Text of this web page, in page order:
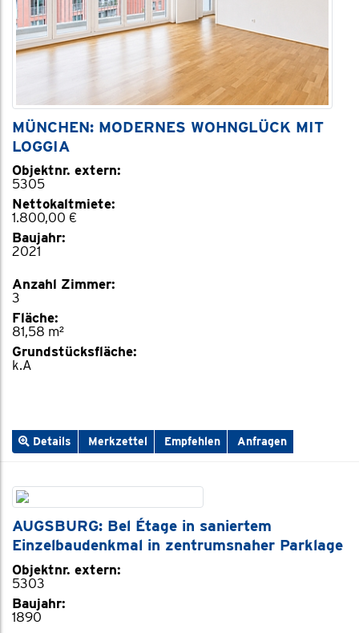
MÜNCHEN: MODERNES WOHNGLÜCK MIT
LOGGIA
Objektnr. extern:
5305
Nettokaltmiete:
1.800,00 €
Baujahr:
2021
Anzahl Zimmer:
3
Fläche:
81,58 m²
Grundstücksfläche:
k.A
Details Merkzettel Empfehlen Anfragen
AUGSBURG: Bel Étage in saniertem
Einzelbaudenkmal in zentrumsnaher Parklage
Objektnr. extern:
5303
Baujahr:
1890